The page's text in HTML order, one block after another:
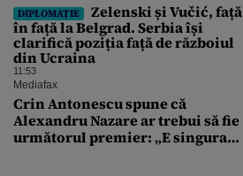
DIPLOMAȚIE
Zelenski și Vučić, față
în față la Belgrad. Serbia își
clarifică poziția față de războiul
din Ucraina
11:53
Mediafax
Crin Antonescu spune că
Alexandru Nazare ar trebui să fie
următorul premier: „E singura